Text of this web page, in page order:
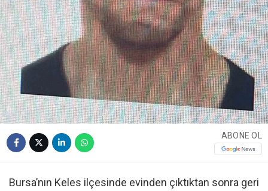
ABONE OL
Bursa’nın Keles ilçesinde evinden çıktıktan sonra geri